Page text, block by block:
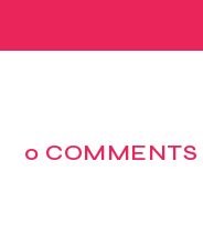
0 COMMENTS